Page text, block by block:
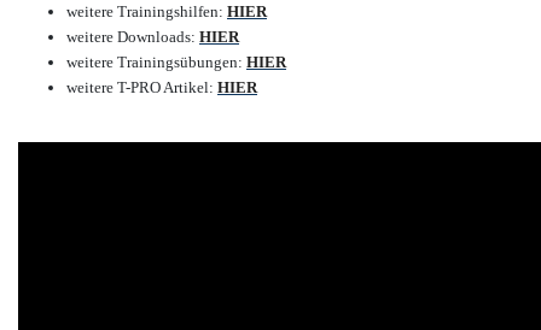
weitere Trainingshilfen: HIER
weitere Downloads: HIER
weitere Trainingsübungen: HIER
weitere T-PRO Artikel: HIER